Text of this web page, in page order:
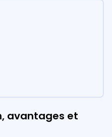
avantages et